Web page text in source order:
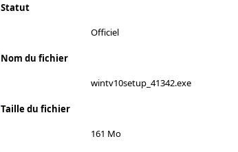
Statut
Officiel
Nom du fichier
wintv10setup_41342.exe
Taille du fichier
161 Mo